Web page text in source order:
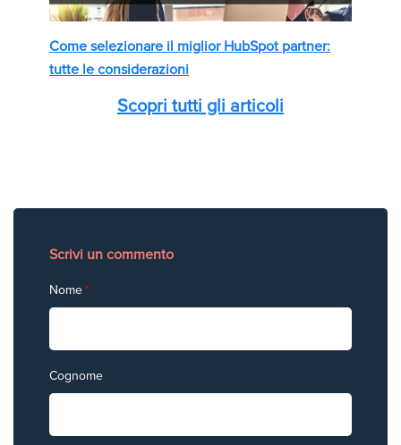
Come selezionare il miglior HubSpot partner:
tutte le considerazioni
Scopri tutti gli articoli
Scrivi un commento
Nome*
Cognome